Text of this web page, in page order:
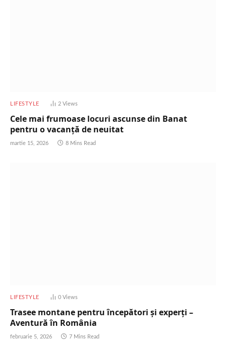
LIFESTYLE 2 Views
Cele mai frumoase locuri ascunse din Banat
pentru o vacanță de neuitat
martie 15, 2026 8 Mins Read
LIFESTYLE 0 Views
Trasee montane pentru începători și experți –
Aventură în România
februarie 5, 2026 7 Mins Read